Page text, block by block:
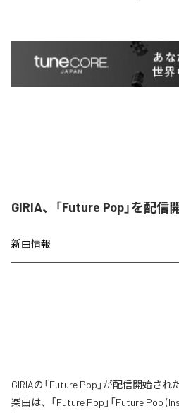
GIRIA、「Future Pop」を配信
新曲情報
GIRIAの「Future Pop」が配信開始さ
楽曲は、「Future Pop」「Future Pop